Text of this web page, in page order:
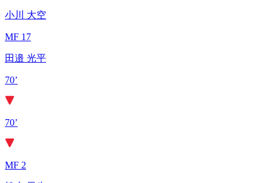
小川 大空
MF 17
田邉 光平
70’
70’
MF 2